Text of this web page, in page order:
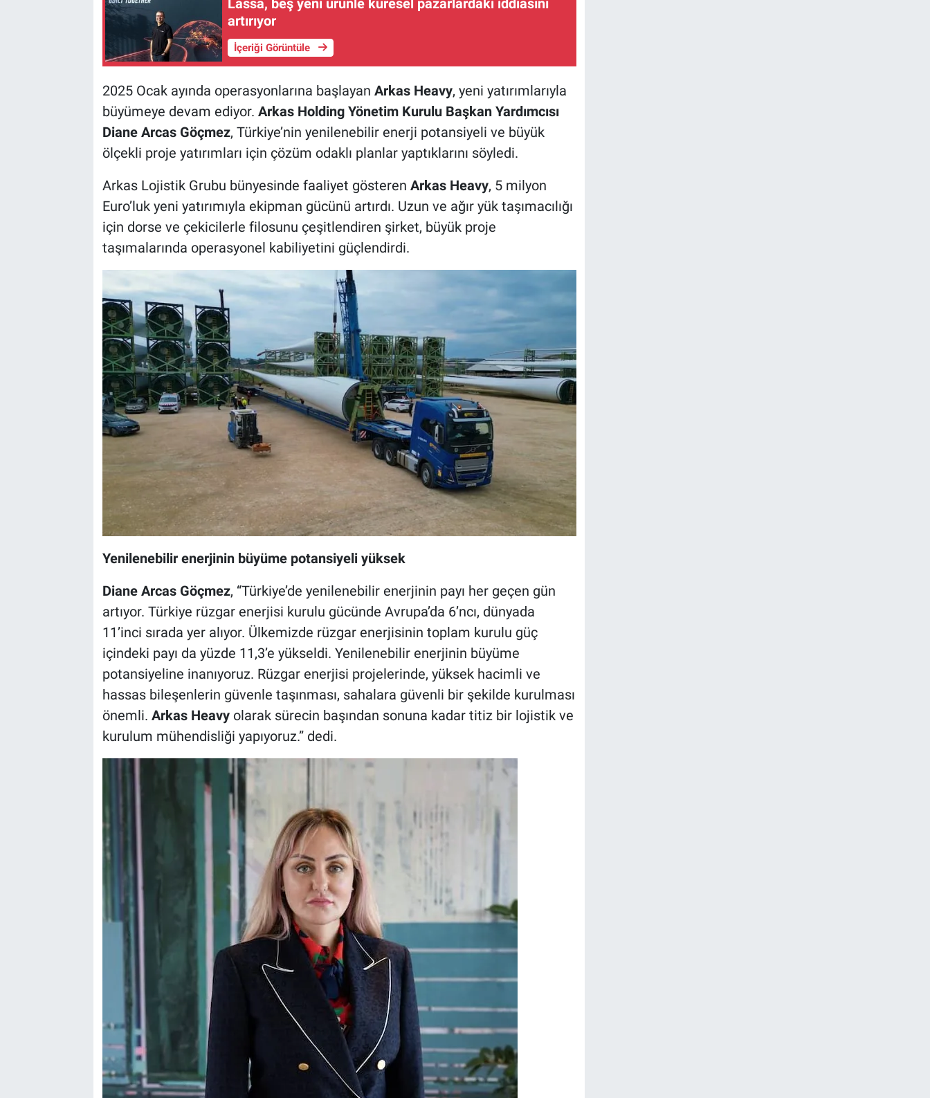
artırıyor
İçeriği Görüntüle
2025 Ocak ayında operasyonlarına başlayan Arkas Heavy, yeni yatırımlarıyla
büyümeye devam ediyor. Arkas Holding Yönetim Kurulu Başkan Yardımcısı
Diane Arcas Göçmez, Türkiye’nin yenilenebilir enerji potansiyeli ve büyük
ölçekli proje yatırımları için çözüm odaklı planlar yaptıklarını söyledi.
Arkas Lojistik Grubu bünyesinde faaliyet gösteren Arkas Heavy, 5 milyon
Euro’luk yeni yatırımıyla ekipman gücünü artırdı. Uzun ve ağır yük taşımacılığı
için dorse ve çekicilerle filosunu çeşitlendiren şirket, büyük proje
taşımalarında operasyonel kabiliyetini güçlendirdi.
Yenilenebilir enerjinin büyüme potansiyeli yüksek
Diane Arcas Göçmez, “Türkiye’de yenilenebilir enerjinin payı her geçen gün
artıyor. Türkiye rüzgar enerjisi kurulu gücünde Avrupa’da 6’ncı, dünyada
11’inci sırada yer alıyor. Ülkemizde rüzgar enerjisinin toplam kurulu güç
içindeki payı da yüzde 11,3’e yükseldi. Yenilenebilir enerjinin büyüme
potansiyeline inanıyoruz. Rüzgar enerjisi projelerinde, yüksek hacimli ve
hassas bileşenlerin güvenle taşınması, sahalara güvenli bir şekilde kurulması
önemli. Arkas Heavyolarak sürecin başından sonuna kadar titiz bir lojistik ve
kurulum mühendisliği yapıyoruz.” dedi.